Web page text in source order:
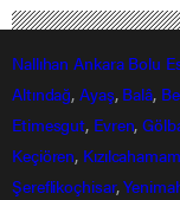
Nallıhan Ankara Bolu
Altındağ,Ayaş, Balâ,
Etimesgut, Evren,
Keçiören, Kızılcahamam
Şereflikoçhisar,